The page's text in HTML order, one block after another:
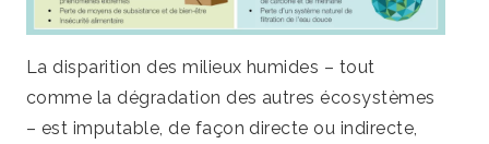
La disparition des milieux humides – tout
comme la dégradation des autres écosystèmes
– est imputable, de façon directe ou indirecte,